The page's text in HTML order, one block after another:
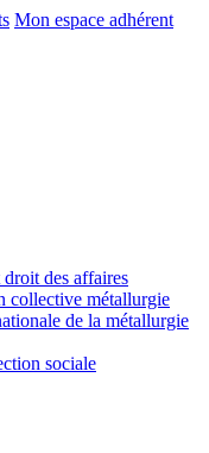
Mon espace adhérent
des affaires
collective métallurgie
de la métallurgie
sociale